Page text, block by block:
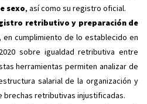
sexo, así como su registro oficial.
retributivo y preparación de
en cumplimiento de lo establecido en
sobre igualdad retributiva entre
herramientas permiten analizar de
salarial de la organización y
brechas retributivas injustificadas.